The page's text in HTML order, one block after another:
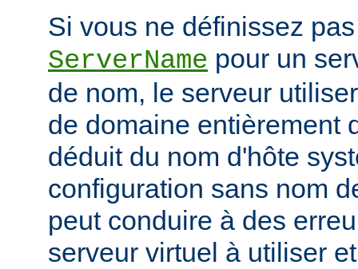
Si vous ne définissez
ServerName pour un
de nom, le serveur
de domaine entièrement
déduit du nom d'hôte
configuration sans nom
peut conduire à des
serveur virtuel à utiliser